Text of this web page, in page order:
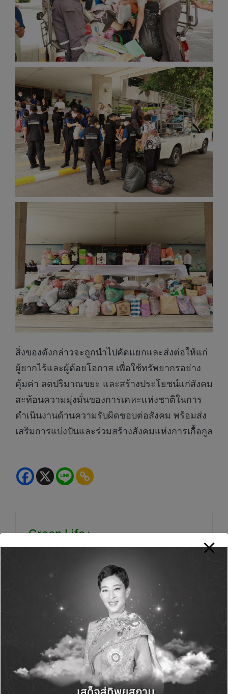
สิ่งของดังกล่าวจะถูกนำไปคัดแยกและส่งต่อให้แก่
ผู้ยากไร้และผู้ด้อยโอกาส เพื่อใช้ทรัพยากรอย่าง
คุ้มค่า ลดปริมาณขยะ และสร้างประโยชน์แก่สังคม
สะท้อนความมุ่งมั่นของการเคหะแห่งชาติในการ
ดำเนินงานด้านความรับผิดชอบต่อสังคม พร้อมส่ง
เสริมการแบ่งปันและร่วมสร้างสังคมแห่งการเกื้อกูล
Green Life+
Post
navigation
ไออาร์พีซีเปิดโครงการ
Green Belt ORLB
Phase 1″30 ต้นแรก สู่
Green Belt 450 เมตร
ของ โรงงานน้ำมันหล่อ
ลื่นพื้นฐาน (ORLB)
NEXT POST
SIG จับมือ WWF
ประเทศไทย เผยความ
คืบหน้า โครงการ
Forests Forward ปีที่ 2